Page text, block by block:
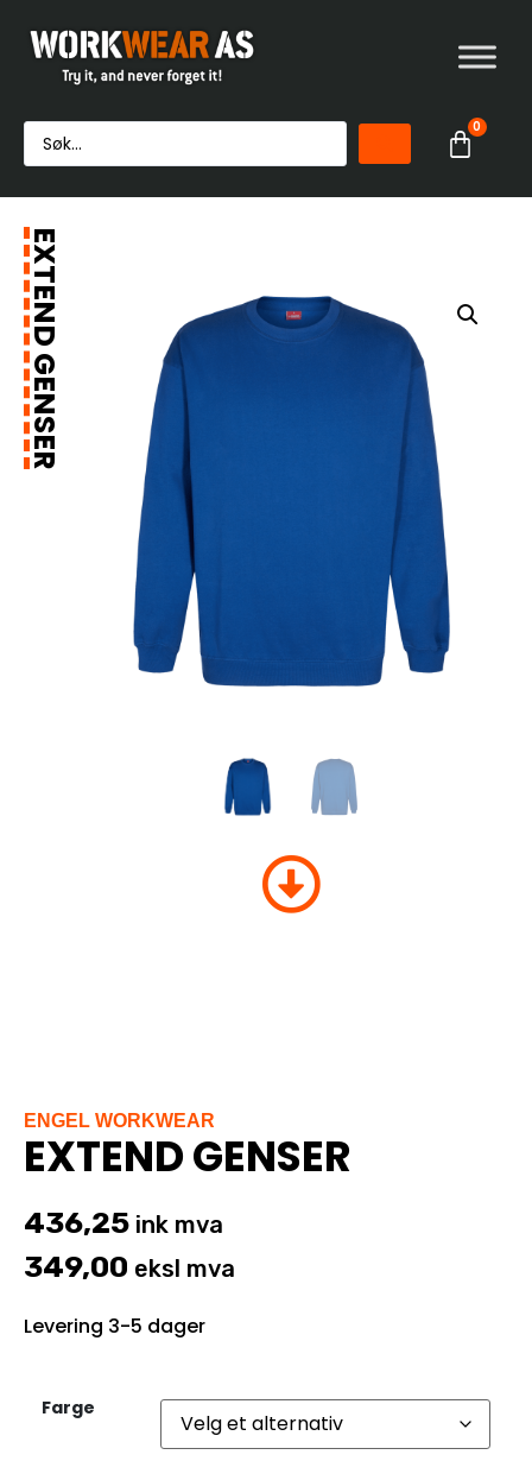
0
EXTEND GENSER
ENGEL WORKWEAR
EXTEND GENSER
436,25 ink mva
349,00 eksl mva
Levering 3-5 dager
Farge